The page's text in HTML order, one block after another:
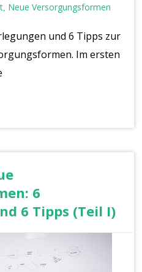
Neue Versorgungsformen
und 6 Tipps zur
Im ersten
6
6 Tipps (Teil I)